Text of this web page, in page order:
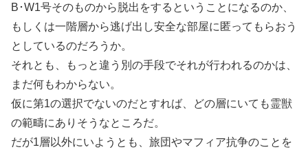
B･W1号そのものから脱出をするということになるのか、
もしくは一階層から逃げ出し安全な部屋に匿ってもらおう
としているのだろうか。
それとも、もっと違う別の手段でそれが行われるのかは、
まだ何もわからない。
仮に第1の選択でないのだとすれば、どの層にいても霊獣
の範疇にありそうなところだ。
だが1層以外にいようとも、旅団やマフィア抗争のことを